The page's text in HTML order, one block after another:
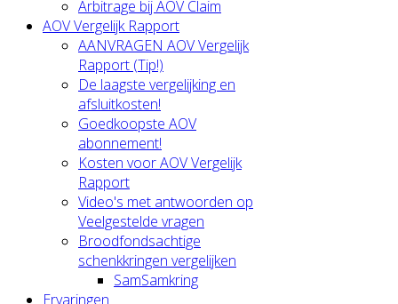
Arbitrage bij AOV Claim
AOV Vergelijk Rapport
AANVRAGEN AOV Vergelijk
Rapport (Tip!)
De laagste vergelijking en
afsluitkosten!
Goedkoopste AOV
abonnement!
Kosten voor AOV Vergelijk
Rapport
Video's met antwoorden op
Veelgestelde vragen
Broodfondsachtige
schenkkringen vergelijken
SamSamkring
Ervaringen